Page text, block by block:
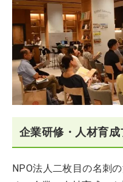
企業研修・人材育成
NPO法人二枚目の名刺